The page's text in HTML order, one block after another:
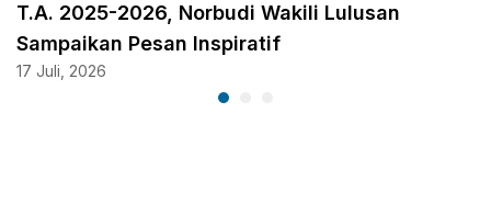
T.A. 2025-2026, Norbudi Wakili Lulusan
Sampaikan Pesan Inspiratif
17 Juli, 2026